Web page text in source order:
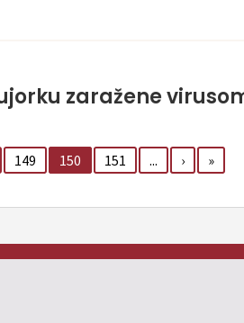
zaražene
149 150 151 ... › »